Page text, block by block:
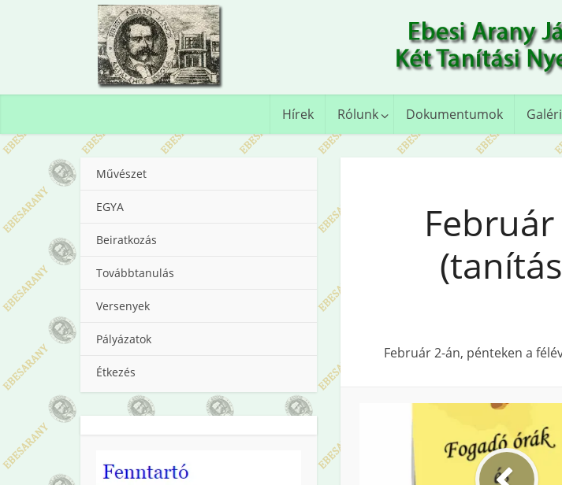
Hírek Rólunk Dokumentumok
Művészet
EGYA
Beiratkozás
Továbbtanulás
Versenyek
Pályázatok
Étkezés
Február 2-án, pénteken a